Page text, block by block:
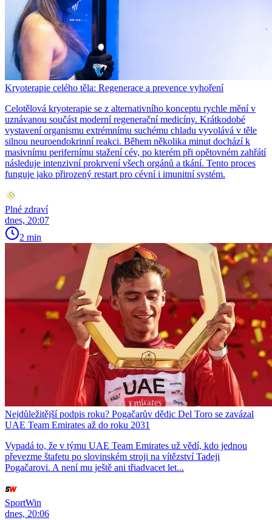
Kryoterapie celého těla: Regenerace a prevence vyhoření
Celotělová kryoterapie se z alternativního konceptu rychle mění v
uznávanou součást moderní regenerační medicíny. Krátkodobé
vystavení organismu extrémnímu suchému chladu vyvolává v těle
silnou neuroendokrinní reakci. Během několika minut dochází k
masivnímu perifernímu stažení cév, po kterém při opětovném zahřátí
následuje intenzivní prokrvení všech orgánů a tkání. Tento proces
funguje jako přirozený restart pro cévní i imunitní systém.
Plné zdraví
dnes, 20:07
2 min
Nejdůležitější podpis roku? Pogačarův dědic Del Toro se zavázal
UAE Team Emirates až do roku 2031
Vypadá to, že v týmu UAE Team Emirates už vědí, kdo jednou
převezme štafetu po slovinském stroji na vítězství Tadeji
Pogačarovi. A není mu ještě ani třiadvacet let...
SportWin
dnes, 20:06